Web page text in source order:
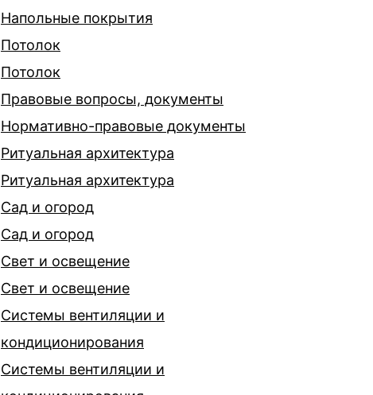
Напольные покрытия
Потолок
Потолок
Правовые вопросы, документы
Нормативно-правовые документы
Ритуальная архитектура
Ритуальная архитектура
Сад и огород
Сад и огород
Свет и освещение
Свет и освещение
Системы вентиляции и
кондиционирования
Системы вентиляции и